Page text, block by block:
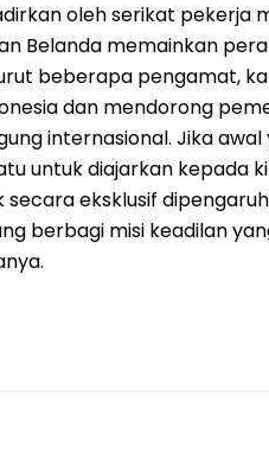
oleh serikat pekerja
Belanda memainkan
beberapa pengamat,
dan mendorong
internasional. Jika
untuk diajarkan
eksklusif
berbagi misi keadilan